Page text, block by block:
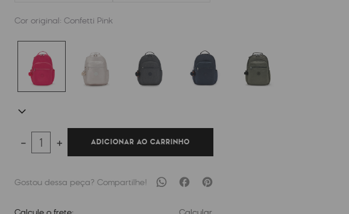
Cor original: Confetti Pink
＋
－ ADICIONAR AO CARRINHO